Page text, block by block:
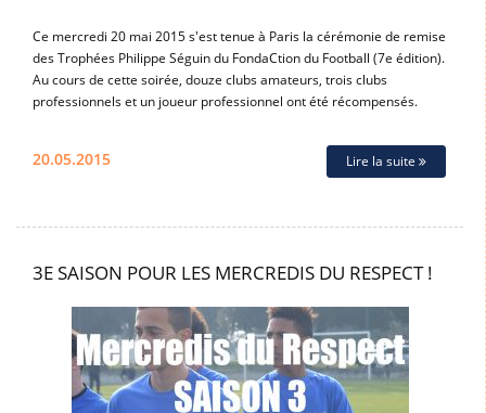
Ce mercredi 20 mai 2015 s'est tenue à Paris la cérémonie de remise
des Trophées Philippe Séguin du FondaCtion du Football (7e édition).
Au cours de cette soirée, douze clubs amateurs, trois clubs
professionnels et un joueur professionnel ont été récompensés.
20.05.2015 Lire la suite
3E SAISON POUR LES MERCREDIS DU RESPECT !